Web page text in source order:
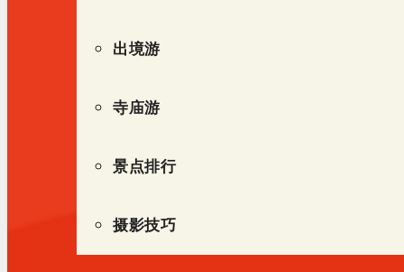
出境游
寺庙游
景点排行
摄影技巧